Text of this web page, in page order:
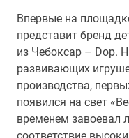
Впервые на
представит бренд
из Чебоксар – Dор.
развивающих
производства,
появился на свет
временем завоевал